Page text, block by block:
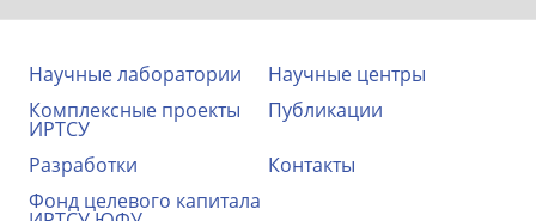
Научные лаборатории
Научные центры
Комплексные проекты
ИРТСУ
Публикации
Разработки
Контакты
Фонд целевого капитала